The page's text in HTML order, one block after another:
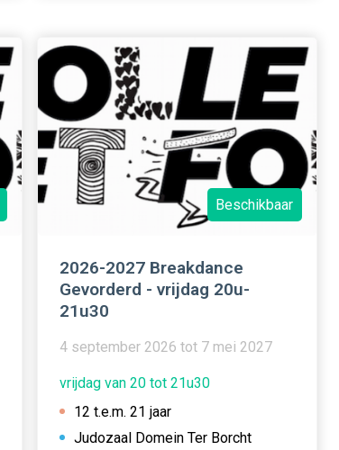
Beschikbaar
2026-2027 Breakdance
Gevorderd - vrijdag 20u-
21u30
4 september 2026 tot 7 mei 2027
vrijdag van 20 tot 21u30
12 t.e.m. 21 jaar
Judozaal Domein Ter Borcht